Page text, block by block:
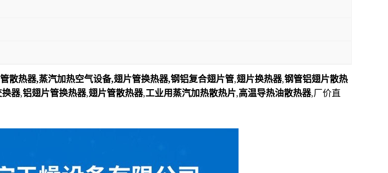
散热器,蒸汽加热空气设备,翅片管换热器,钢铝复合翅片管,翅片换热器,钢管铝翅片散热
换器,铝翅片管换热器,翅片管散热器,工业用蒸汽加热散热片,高温导热油散热器,厂价直